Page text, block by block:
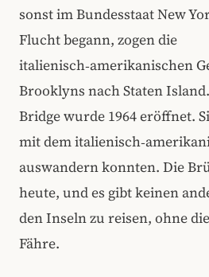
sonst im Bundesstaat New
Flucht begann, zogen die
italienisch‑amerikanischen
Brooklyns nach Staten
Bridge wurde 1964 eröffnet.
mit dem
auswandern konnten. Die
heute, und es gibt keinen
den Inseln zu reisen, ohne
Fähre.